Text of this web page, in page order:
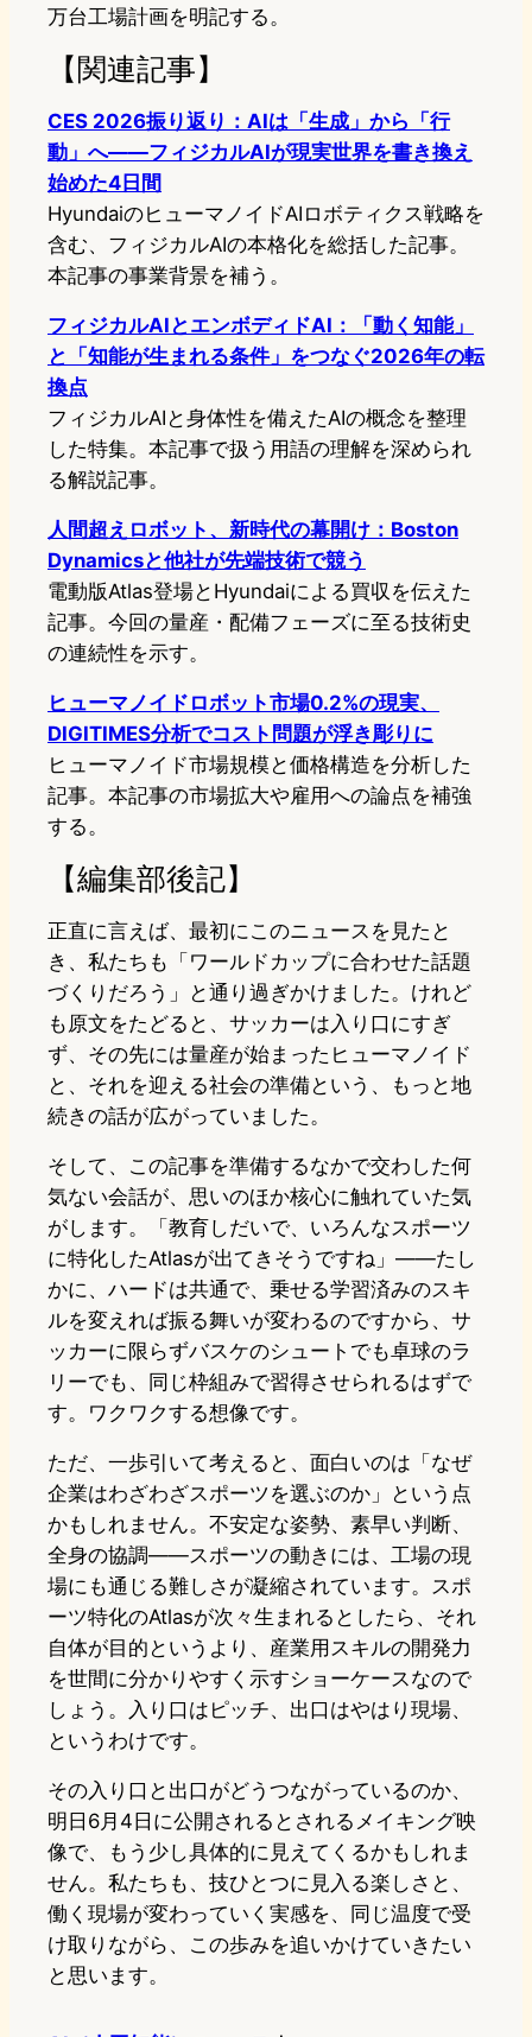
万台工場計画を明記する。
【関連記事】
CES 2026振り返り：AIは「生成」から「行
動」へ――フィジカルAIが現実世界を書き換え
始めた4日間
HyundaiのヒューマノイドAIロボティクス戦略を
含む、フィジカルAIの本格化を総括した記事。
本記事の事業背景を補う。
フィジカルAIとエンボディドAI：「動く知能」
と「知能が生まれる条件」をつなぐ2026年の転
換点
フィジカルAIと身体性を備えたAIの概念を整理
した特集。本記事で扱う用語の理解を深められ
る解説記事。
人間超えロボット、新時代の幕開け：Boston
Dynamicsと他社が先端技術で競う
電動版Atlas登場とHyundaiによる買収を伝えた
記事。今回の量産・配備フェーズに至る技術史
の連続性を示す。
ヒューマノイドロボット市場0.2%の現実、
DIGITIMES分析でコスト問題が浮き彫りに
ヒューマノイド市場規模と価格構造を分析した
記事。本記事の市場拡大や雇用への論点を補強
する。
【編集部後記】
正直に言えば、最初にこのニュースを見たと
き、私たちも「ワールドカップに合わせた話題
づくりだろう」と通り過ぎかけました。けれど
も原文をたどると、サッカーは入り口にすぎ
ず、その先には量産が始まったヒューマノイド
と、それを迎える社会の準備という、もっと地
続きの話が広がっていました。
そして、この記事を準備するなかで交わした何
気ない会話が、思いのほか核心に触れていた気
がします。「教育しだいで、いろんなスポーツ
に特化したAtlasが出てきそうですね」——たし
かに、ハードは共通で、乗せる学習済みのスキ
ルを変えれば振る舞いが変わるのですから、サ
ッカーに限らずバスケのシュートでも卓球のラ
リーでも、同じ枠組みで習得させられるはずで
す。ワクワクする想像です。
ただ、一歩引いて考えると、面白いのは「なぜ
企業はわざわざスポーツを選ぶのか」という点
かもしれません。不安定な姿勢、素早い判断、
全身の協調——スポーツの動きには、工場の現
場にも通じる難しさが凝縮されています。スポ
ーツ特化のAtlasが次々生まれるとしたら、それ
自体が目的というより、産業用スキルの開発力
を世間に分かりやすく示すショーケースなので
しょう。入り口はピッチ、出口はやはり現場、
というわけです。
その入り口と出口がどうつながっているのか、
明日6月4日に公開されるとされるメイキング映
像で、もう少し具体的に見えてくるかもしれま
せん。私たちも、技ひとつに見入る楽しさと、
働く現場が変わっていく実感を、同じ温度で受
け取りながら、この歩みを追いかけていきたい
と思います。